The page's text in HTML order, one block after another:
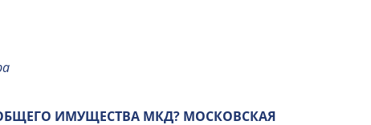
ИМУЩЕСТВА МКД? МОСКОВСКАЯ